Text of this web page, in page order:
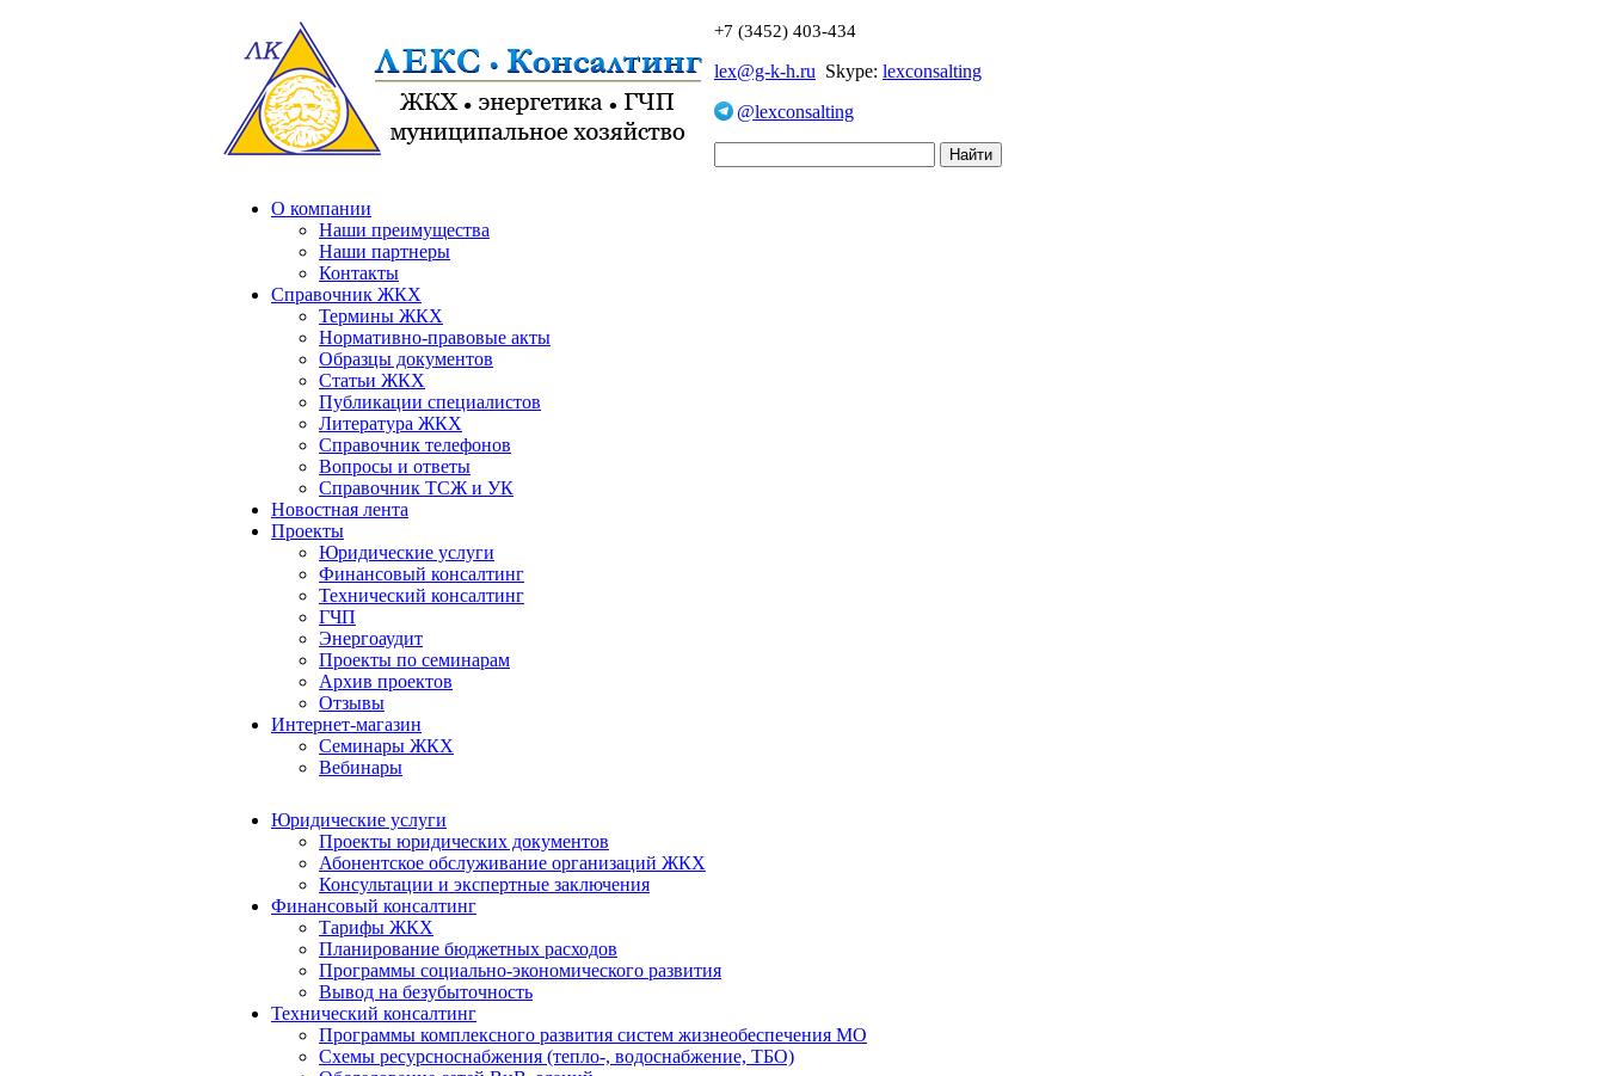
+7 (3452) 403-434
lex@g-k-h.ru Skype: lexconsalting
@lexconsalting
О компании
Наши преимущества
Наши партнеры
Контакты
Справочник ЖКХ
Термины ЖКХ
Нормативно-правовые акты
Образцы документов
Статьи ЖКХ
Публикации специалистов
Литература ЖКХ
Справочник телефонов
Вопросы и ответы
Справочник ТСЖ и УК
Новостная лента
Проекты
Юридические услуги
Финансовый консалтинг
Технический консалтинг
ГЧП
Энергоаудит
Проекты по семинарам
Архив проектов
Отзывы
Интернет-магазин
Семинары ЖКХ
Вебинары
Юридические услуги
Проекты юридических документов
Абонентское обслуживание организаций ЖКХ
Консультации и экспертные заключения
Финансовый консалтинг
Тарифы ЖКХ
Планирование бюджетных расходов
Программы социально-экономического развития
Вывод на безубыточность
Технический консалтинг
Программы комплексного развития систем жизнеобеспечения МО
Схемы ресурсноснабжения (тепло-, водоснабжение, ТБО)